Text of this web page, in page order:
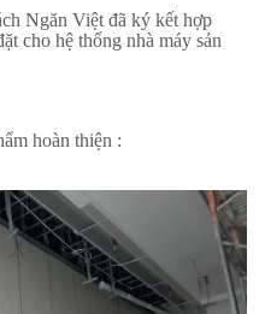
Ngăn Việt đã ký kết hợp
cho hệ thống nhà máy sản
hoàn thiện :